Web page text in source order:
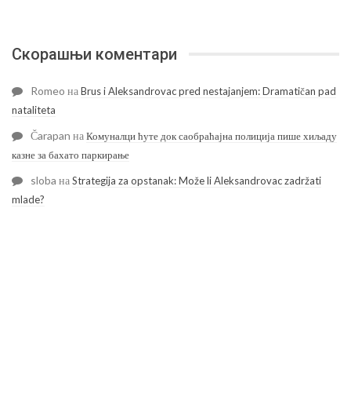
Скорашњи коментари
Romeo наBrus i Aleksandrovac pred nestajanjem: Dramatičan pad
nataliteta
Čarapan наКомуналци ћуте док саобраћајна полиција пише хиљаду
казне за бахато паркирање
sloba наStrategija za opstanak: Može li Aleksandrovac zadržati
mlade?